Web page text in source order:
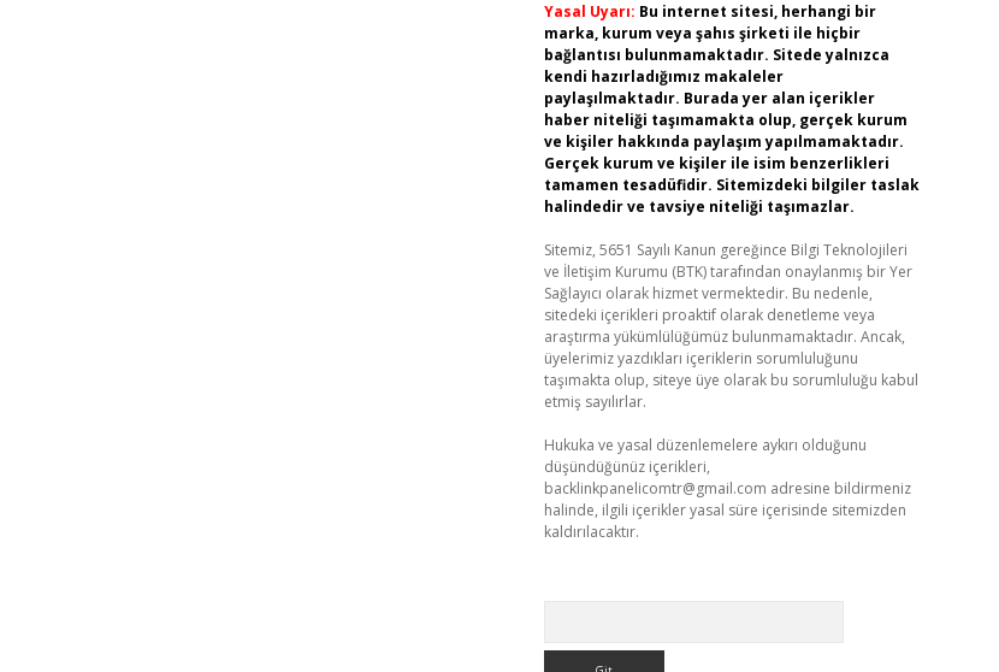
Yasal Uyarı: Bu internet sitesi, herhangi bir
marka, kurum veya şahıs şirketi ile hiçbir
bağlantısı bulunmamaktadır. Sitede yalnızca
kendi hazırladığımız makaleler
paylaşılmaktadır. Burada yer alan içerikler
haber niteliği taşımamakta olup, gerçek kurum
ve kişiler hakkında paylaşım yapılmamaktadır.
Gerçek kurum ve kişiler ile isim benzerlikleri
tamamen tesadüfidir. Sitemizdeki bilgiler taslak
halindedir ve tavsiye niteliği taşımazlar.
Sitemiz, 5651 Sayılı Kanun gereğince Bilgi Teknolojileri
ve İletişim Kurumu (BTK) tarafından onaylanmış bir Yer
Sağlayıcı olarak hizmet vermektedir. Bu nedenle,
sitedeki içerikleri proaktif olarak denetleme veya
araştırma yükümlülüğümüz bulunmamaktadır. Ancak,
üyelerimiz yazdıkları içeriklerin sorumluluğunu
taşımakta olup, siteye üye olarak bu sorumluluğu kabul
etmiş sayılırlar.
Hukuka ve yasal düzenlemelere aykırı olduğunu
düşündüğünüz içerikleri,
backlinkpanelicomtr@gmail.com adresine bildirmeniz
halinde, ilgili içerikler yasal süre içerisinde sitemizden
kaldırılacaktır.